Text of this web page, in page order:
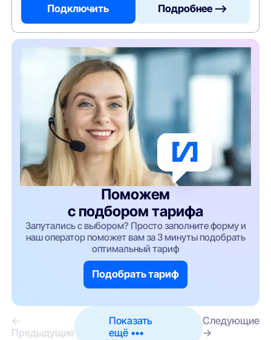
Подключить Подробнее —>
Поможем
с подбором тарифа
Запутались с выбором? Просто заполните форму и
наш оператор поможет вам за 3 минуты подобрать
оптимальный тариф
Подобрать тариф
←
Предыдущие
Показать
ещё •••
Следующие
→